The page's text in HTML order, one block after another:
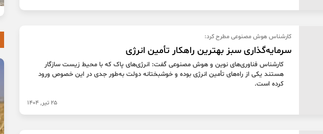
کارشناس هوش مصنوعی مطرح کرد:
سرمایه‌گذاری سبز بهترین راهکار تأمین انرژی
کارشناس فناوری‌های نوین و هوش مصنوعی گفت: انرژی‌های پاک که با محیط زیست سازگار
هستند یکی از راه‌های تأمین انرژی بوده و خوشبختانه دولت به‌طور جدی در این خصوص ورود
کرده است.
25 تیر, 1404